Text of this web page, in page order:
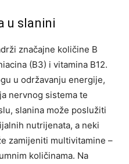
u slanini
značajne količine B
(B3) i vitamina B12.
u održavanju energije,
nervnog sistema te
slanina može poslužiti
nutrijenata, a neki
zamijeniti multivitamine –
količinama. Na